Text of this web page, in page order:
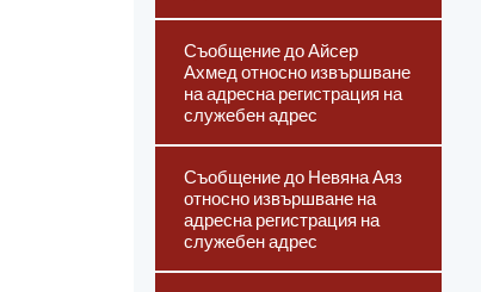
Съобщение до Айсер
Ахмед относно извършване
на адресна регистрация на
служебен адрес
Съобщение до Невяна Аяз
относно извършване на
адресна регистрация на
служебен адрес